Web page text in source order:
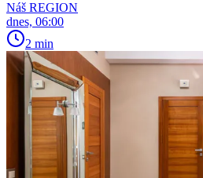
Náš REGION
dnes, 06:00
2 min